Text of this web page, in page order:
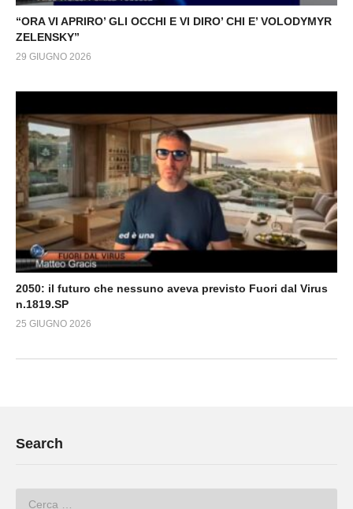
“ORA VI APRIRO’ GLI OCCHI E VI DIRO’ CHI E’ VOLODYMYR
ZELENSKY”
29 GIUGNO 2026
2050: il futuro che nessuno aveva previsto Fuori dal Virus
n.1819.SP
25 GIUGNO 2026
Search